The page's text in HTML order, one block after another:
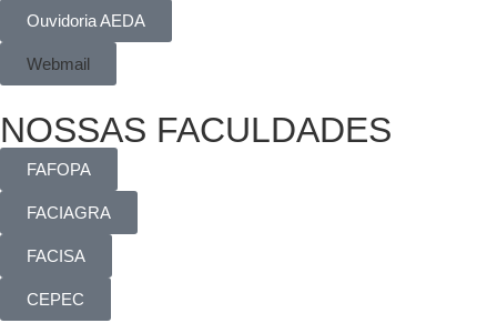
Ouvidoria AEDA
Webmail
NOSSAS FACULDADES
FAFOPA
FACIAGRA
FACISA
CEPEC